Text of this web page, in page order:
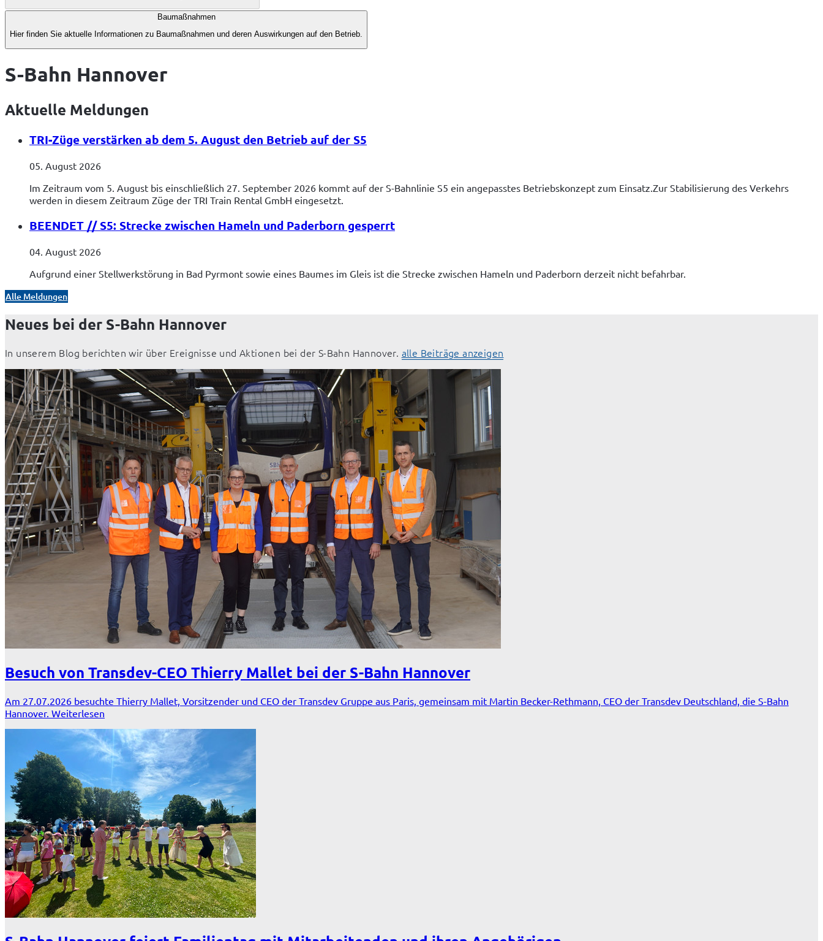
Baumaßnahmen
Hier finden Sie aktuelle Informationen zu Baumaßnahmen und deren Auswirkungen auf den Betrieb.
S-Bahn Hannover
Aktuelle Meldungen
TRI-Züge verstärken ab dem 5. August den Betrieb auf der S5
05. August 2026
Im Zeitraum vom 5. August bis einschließlich 27. September 2026 kommt auf der S-Bahnlinie S5 ein angepasstes Betriebskonzept zum Einsatz.Zur Stabilisierung des Verkehrs
werden in diesem Zeitraum Züge der TRI Train Rental GmbH eingesetzt.
BEENDET // S5: Strecke zwischen Hameln und Paderborn gesperrt
04. August 2026
Aufgrund einer Stellwerkstörung in Bad Pyrmont sowie eines Baumes im Gleis ist die Strecke zwischen Hameln und Paderborn derzeit nicht befahrbar.
Alle Meldungen
Neues bei der S-Bahn Hannover
In unserem Blog berichten wir über Ereignisse und Aktionen bei der S-Bahn Hannover. alle Beiträge anzeigen
Besuch von Transdev-CEO Thierry Mallet bei der S-Bahn Hannover
Am 27.07.2026 besuchte Thierry Mallet, Vorsitzender und CEO der Transdev Gruppe aus Paris, gemeinsam mit Martin Becker-Rethmann, CEO der Transdev Deutschland, die S-Bahn
Hannover. Weiterlesen